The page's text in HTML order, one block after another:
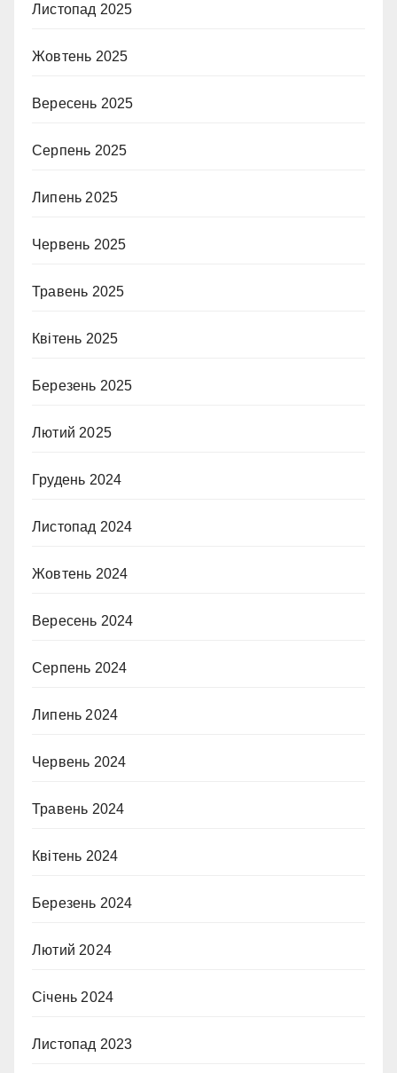
Листопад 2025
Жовтень 2025
Вересень 2025
Серпень 2025
Липень 2025
Червень 2025
Травень 2025
Квітень 2025
Березень 2025
Лютий 2025
Грудень 2024
Листопад 2024
Жовтень 2024
Вересень 2024
Серпень 2024
Липень 2024
Червень 2024
Травень 2024
Квітень 2024
Березень 2024
Лютий 2024
Січень 2024
Листопад 2023